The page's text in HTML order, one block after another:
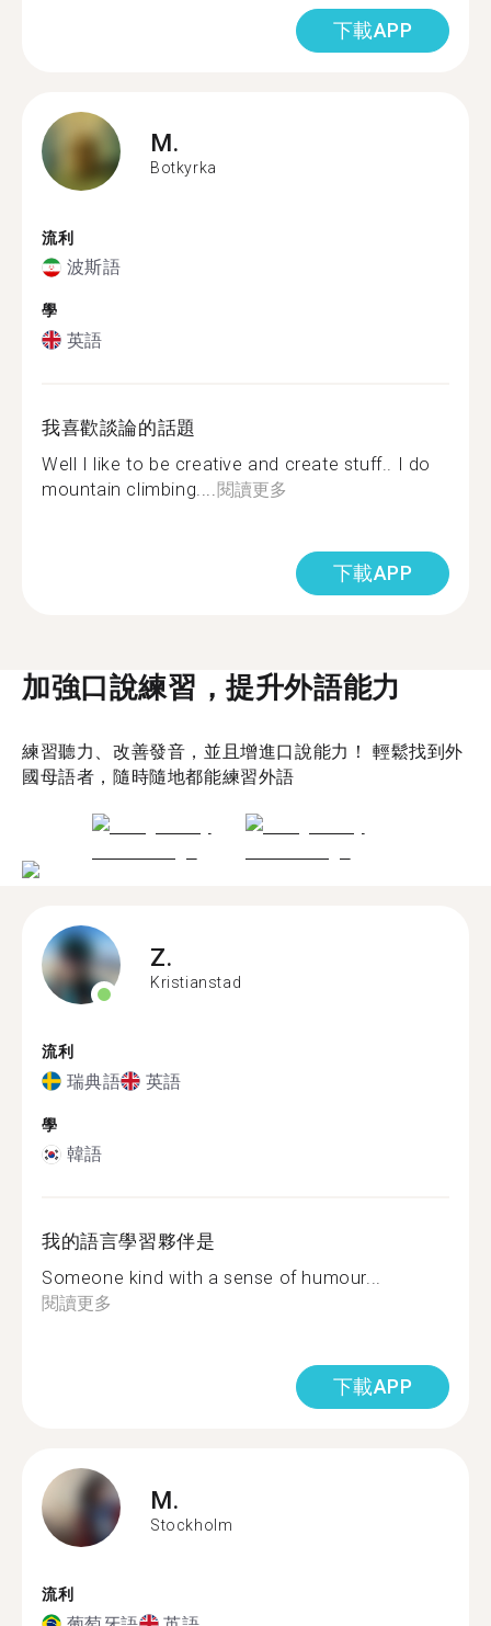
下載APP
M.
Botkyrka
流利
波斯語
學
英語
我喜歡談論的話題
Well I like to be creative and create stuff.. I do
mountain climbing.... 閱讀更多
下載APP
加強口說練習，提升外語能力
練習聽力、改善發音，並且增進口說能力！ 輕鬆找到外
國母語者，隨時隨地都能練習外語
Z.
Kristianstad
流利
瑞典語 英語
學
韓語
我的語言學習夥伴是
Someone kind with a sense of humour...
閱讀更多
下載APP
M.
Stockholm
流利